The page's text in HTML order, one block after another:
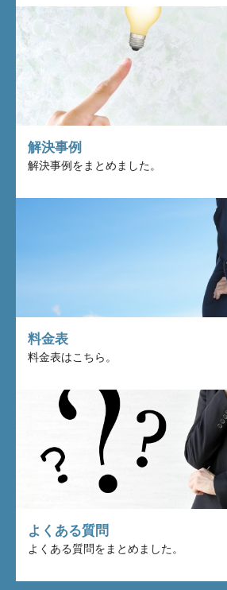
解決事例
解決事例をまとめました。
料金表
料金表はこちら。
よくある質問
よくある質問をまとめました。